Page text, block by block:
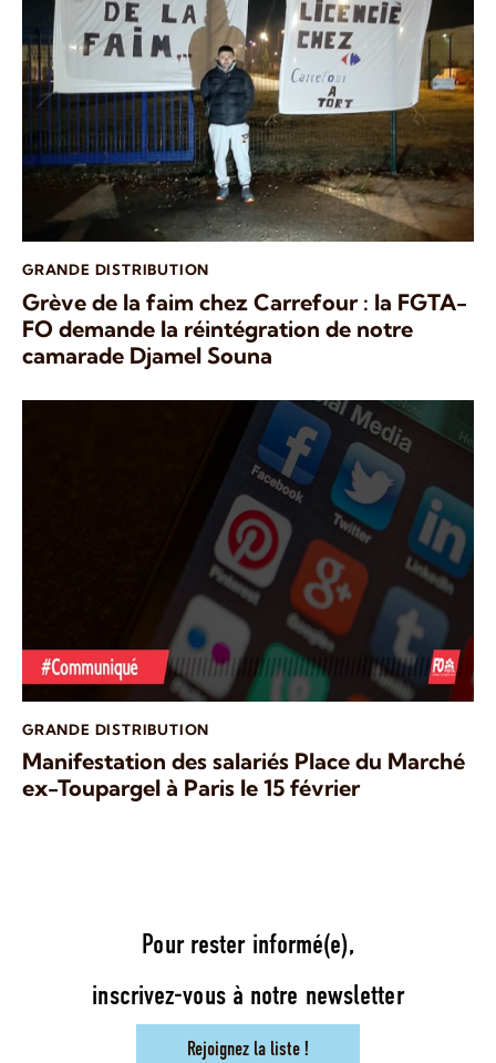
GRANDE DISTRIBUTION
Grève de la faim chez Carrefour : la FGTA-
FO demande la réintégration de notre
camarade Djamel Souna
GRANDE DISTRIBUTION
Manifestation des salariés Place du Marché
ex-Toupargel à Paris le 15 février
Pour rester informé(e),
inscrivez-vous à notre newsletter
Rejoignez la liste !